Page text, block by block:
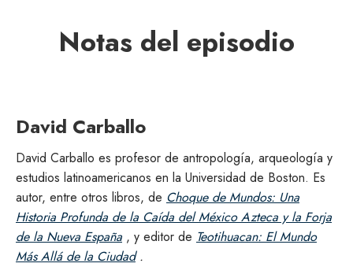
Notas del episodio
David Carballo
David Carballo es profesor de antropología, arqueología y
estudios latinoamericanos en la Universidad de Boston. Es
autor, entre otros libros, de Choque de Mundos: Una
Historia Profunda de la Caída del México Azteca y la Forja
de la Nueva España , y editor de Teotihuacan: El Mundo
Más Allá de la Ciudad.